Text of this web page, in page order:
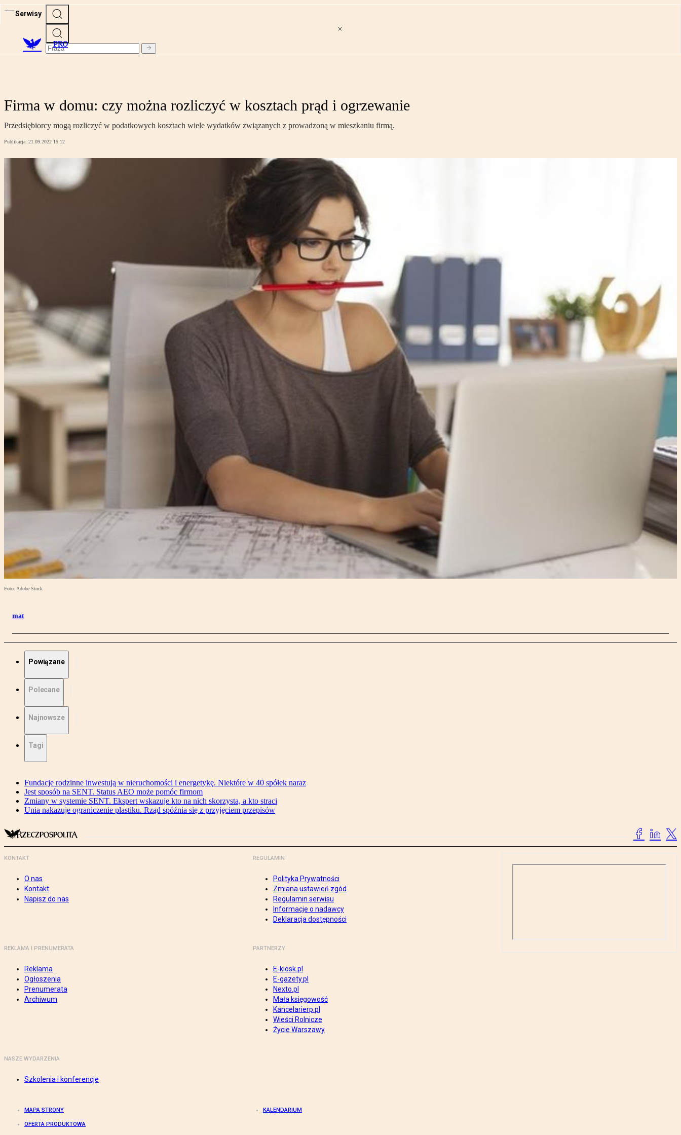
Serwisy
PRO
Firma w domu: czy można rozliczyć w kosztach prąd i ogrzewanie
Przedsiębiorcy mogą rozliczyć w podatkowych kosztach wiele wydatków związanych z prowadzoną w mieszkaniu firmą.
Publikacja: 21.09.2022 15:12
Foto: Adobe Stock
mat
Powiązane
Polecane
Najnowsze
Tagi
Fundacje rodzinne inwestują w nieruchomości i energetykę. Niektóre w 40 spółek naraz
Jest sposób na SENT. Status AEO może pomóc firmom
Zmiany w systemie SENT. Ekspert wskazuje kto na nich skorzysta, a kto straci
Unia nakazuje ograniczenie plastiku. Rząd spóźnia się z przyjęciem przepisów
KONTAKT
O nas
Kontakt
Napisz do nas
REGULAMIN
Polityka Prywatności
Zmiana ustawień zgód
Regulamin serwisu
Informacje o nadawcy
Deklaracja dostępności
REKLAMA I PRENUMERATA
Reklama
Ogłoszenia
Prenumerata
Archiwum
PARTNERZY
E-kiosk.pl
E-gazety.pl
Nexto.pl
Mała księgowość
Kancelarierp.pl
Wieści Rolnicze
Życie Warszawy
NASZE WYDARZENIA
Szkolenia i konferencje
MAPA STRONY KALENDARIUM
OFERTA PRODUKTOWA